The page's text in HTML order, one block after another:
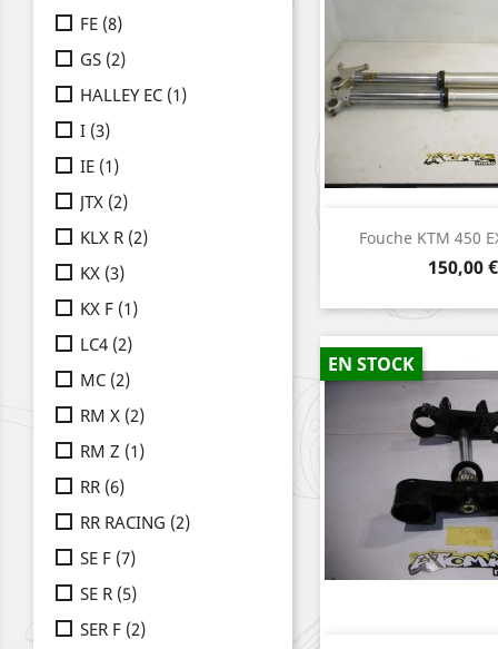
FE (8)
GS (2)
HALLEY EC (1)
I (3)
IE (1)
JTX (2)
KLX R (2)
KX (3)
KX F (1)
LC4 (2)
MC (2)
RM X (2)
RM Z (1)
RR (6)
RR RACING (2)
SE F (7)
SE R (5)
SER F (2)
Fouche KTM 450
Prix
150,00 €
 Aperçu
EN STOCK